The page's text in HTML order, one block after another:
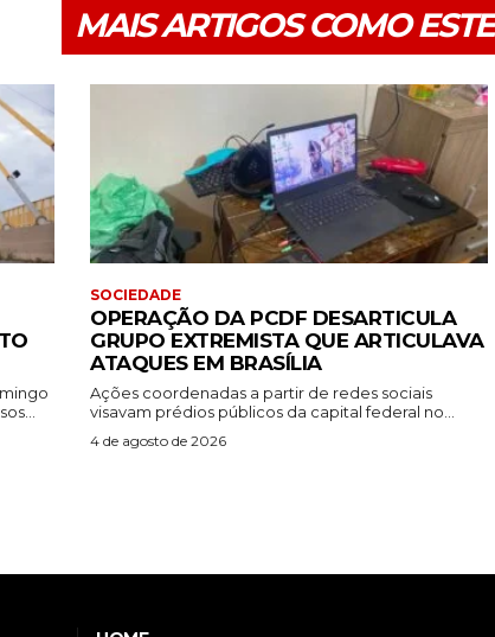
MAIS ARTIGOS COMO ESTE
SOCIEDADE
OPERAÇÃO DA PCDF DESARTICULA
GRUPO EXTREMISTA QUE ARTICULAVA
ATAQUES EM BRASÍLIA
Ações coordenadas a partir de redes sociais
visavam prédios públicos da capital federal no...
4 de agosto de 2026